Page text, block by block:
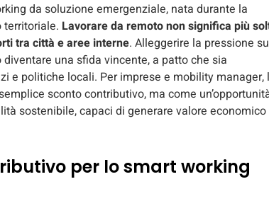
da soluzione emergenziale, nata durante la
territoriale. Lavorare da remoto non significa più
tra città e aree interne. Alleggerire la pressione
una sfida vincente, a patto che sia
e politiche locali. Per imprese e mobility manager,
sconto contributivo, ma come
sostenibile, capaci di generare valore economico
per lo smart working